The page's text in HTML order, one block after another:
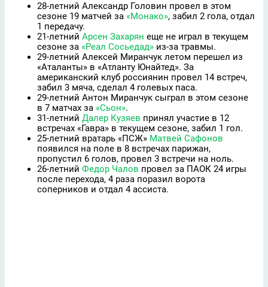
28-летний Александр Головин провел в этом
сезоне 19 матчей за «Монако», забил 2 гола, отдал
1 передачу.
21-летний Арсен Захарян еще не играл в текущем
сезоне за «Реал Сосьедад» из-за травмы.
29-летний Алексей Миранчук летом перешел из
«Аталанты» в «Атланту Юнайтед». За
американский клуб россиянин провел 14 встреч,
забил 3 мяча, сделал 4 голевых паса.
29-летний Антон Миранчук сыграл в этом сезоне
в 7 матчах за «Сьон».
31-летний Далер Кузяев принял участие в 12
встречах «Гавра» в текущем сезоне, забил 1 гол.
25-летний вратарь «ПСЖ» Матвей Сафонов
появился на поле в 8 встречах парижан,
пропустил 6 голов, провел 3 встречи на ноль.
26-летний Федор Чалов провел за ПАОК 24 игры
после перехода, 4 раза поразил ворота
соперников и отдал 4 ассиста.